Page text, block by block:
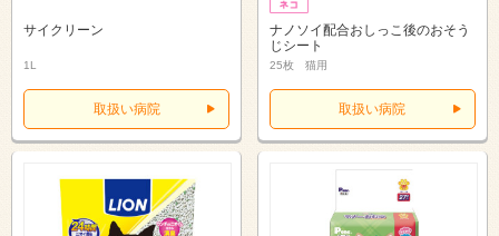
サイクリーン
1L
取扱い病院
ナノソイ配合おしっこ後のおそう
じシート
25枚 猫用
取扱い病院